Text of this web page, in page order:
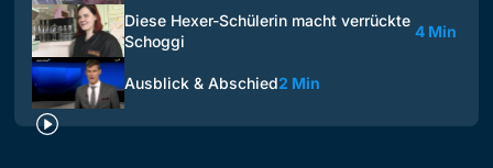
Diese Hexer-Schülerin macht verrückte
Schoggi
4 Min
Ausblick & Abschied2 Min